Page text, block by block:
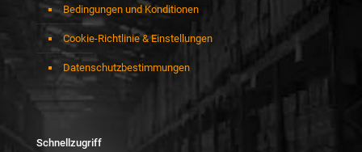
Bedingungen und Konditionen
Cookie-Richtlinie & Einstellungen
Datenschutzbestimmungen
Schnellzugriff